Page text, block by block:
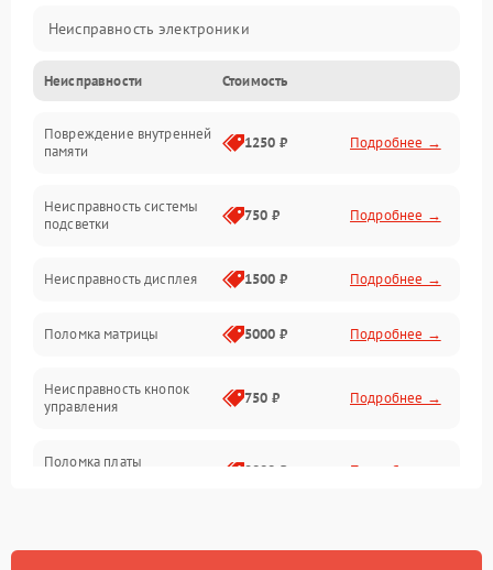
Неисправность электроники
Электропитание
Матрица
Оптика
Неисправности Стоимость
Повреждение внутренней
памяти
1250 ₽ Подробнее →
Неисправность системы
подсветки
750 ₽ Подробнее →
Неисправность дисплея 1500 ₽ Подробнее →
Поломка матрицы 5000 ₽ Подробнее →
Неисправность кнопок
управления
750 ₽ Подробнее →
Поломка платы
2000 ₽ Подробнее →
аккумулятора